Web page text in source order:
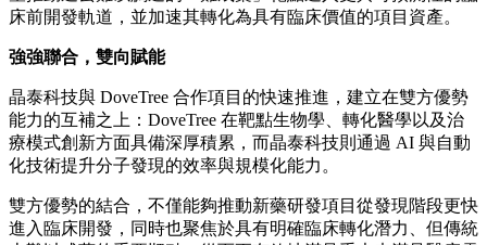
化合物（Hit）篩選的蛋白複合物預測模型，實現高效的 AI 虛
測模型精確評估可合成性、預測合成路徑，再交由大規模自動
成—測試—分析」（DMTA）的高通量迭代閉環。
這一體系可在2-3個月內完成3000-4000個全新分子的合成與測
試，成功率穩定超過 80%。即便面對缺乏先驗數據的全新靶
算法優化與分子進化。這種從機制研究到實驗交付的能力，有
望推動過去難以觸達的「難成藥」靶點進入更具可預測性的臨